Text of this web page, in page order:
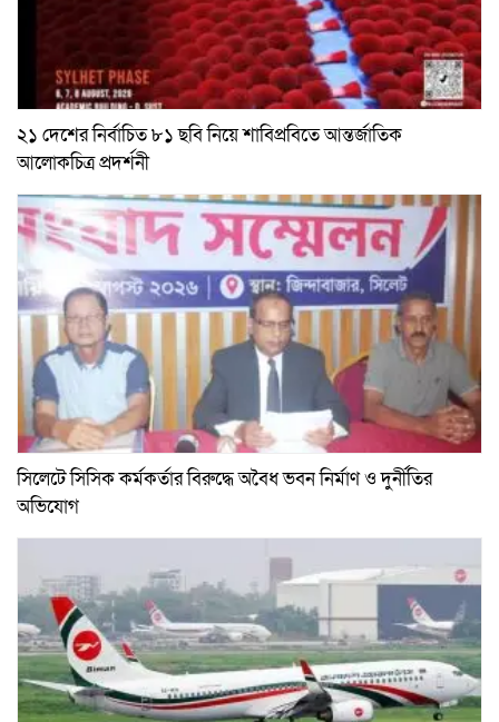
২১ দেশের নির্বাচিত ৮১ ছবি নিয়ে শাবিপ্রবিতে আন্তর্জাতিক
আলোকচিত্র প্রদর্শনী
সিলেটে সিসিক কর্মকর্তার বিরুদ্ধে অবৈধ ভবন নির্মাণ ও দুর্নীতির
অভিযোগ